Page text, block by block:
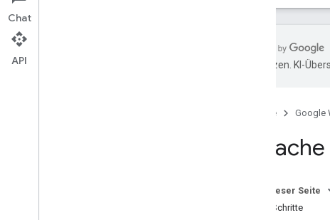
übersetzen. KI-
Startseite Google
Auf dieser Seite
Erste Schritte
Chat
API